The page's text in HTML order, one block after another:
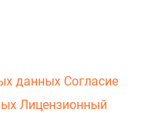
данных Согласие
Лицензионный